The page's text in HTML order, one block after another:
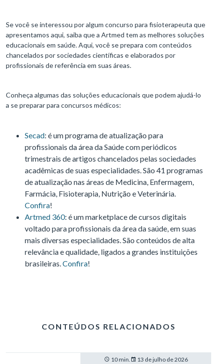
Se você se interessou por algum concurso para fisioterapeuta que
apresentamos aqui, saiba que a Artmed tem as melhores soluções
educacionais em saúde. Aqui, você se prepara com conteúdos
chancelados por sociedades científicas e elaborados por
profissionais de referência em suas áreas.
Conheça algumas das soluções educacionais que podem ajudá-lo
a se preparar para concursos médicos:
Secad: é um programa de atualização para
profissionais da área da Saúde com periódicos
trimestrais de artigos chancelados pelas sociedades
acadêmicas de suas especialidades. São 41 programas
de atualização nas áreas de Medicina, Enfermagem,
Farmácia, Fisioterapia, Nutrição e Veterinária.
Confira!
Artmed 360: é um marketplace de cursos digitais
voltado para profissionais da área da saúde, em suas
mais diversas especialidades. São conteúdos de alta
relevância e qualidade, ligados a grandes instituições
brasileiras.Confira!
CONTEÚDOS RELACIONADOS
10 min. 13 de julho de 2026